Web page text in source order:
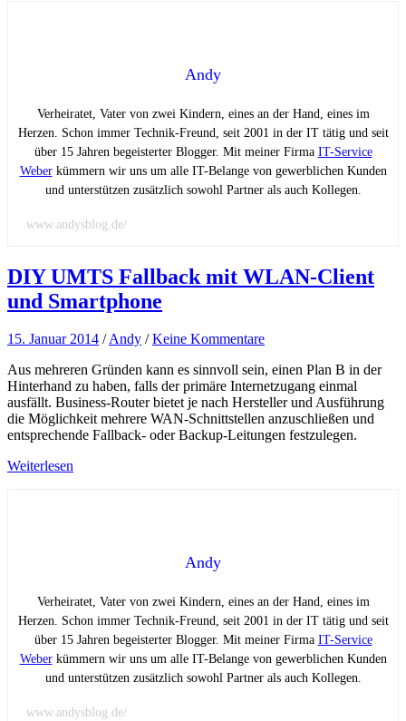
Andy
Verheiratet, Vater von zwei Kindern, eines an der Hand, eines im
Herzen. Schon immer Technik-Freund, seit 2001 in der IT tätig und seit
über 15 Jahren begeisterter Blogger. Mit meiner Firma IT-Service
Weberkümmern wir uns um alle IT-Belange von gewerblichen Kunden
und unterstützen zusätzlich sowohl Partner als auch Kollegen.
www.andysblog.de/
DIY UMTS Fallback mit WLAN-Client
und Smartphone
15. Januar 2014 /Andy /Keine Kommentare
Aus mehreren Gründen kann es sinnvoll sein, einen Plan B in der
Hinterhand zu haben, falls der primäre Internetzugang einmal
ausfällt. Business-Router bietet je nach Hersteller und Ausführung
die Möglichkeit mehrere WAN-Schnittstellen anzuschließen und
entsprechende Fallback- oder Backup-Leitungen festzulegen.
Weiterlesen
Andy
Verheiratet, Vater von zwei Kindern, eines an der Hand, eines im
Herzen. Schon immer Technik-Freund, seit 2001 in der IT tätig und seit
über 15 Jahren begeisterter Blogger. Mit meiner Firma IT-Service
Weberkümmern wir uns um alle IT-Belange von gewerblichen Kunden
und unterstützen zusätzlich sowohl Partner als auch Kollegen.
www.andysblog.de/